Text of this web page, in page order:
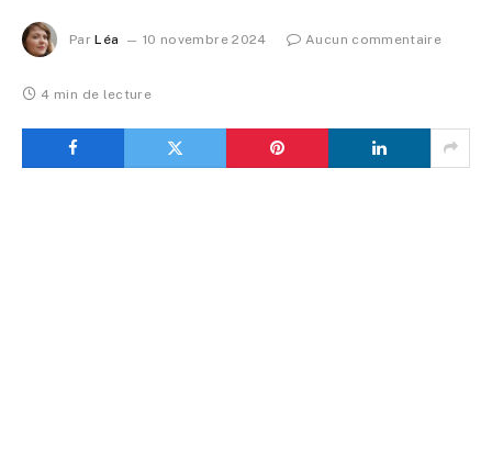
Par Léa 10 novembre 2024 Aucun commentaire
4 min de lecture